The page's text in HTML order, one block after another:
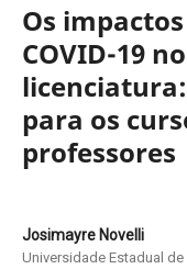
Os
COVID-19
para os
professores
Josimayre Novelli
Universidade Estadual de